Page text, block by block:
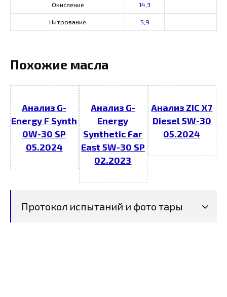
Окисление 14,3
Нитрование 5,9
Похожие масла
Анализ G-
Energy F Synth
0W-30 SP
05.2024
Анализ G-
Energy
Synthetic Far
East 5W-30 SP
02.2023
Анализ ZIC X7
Diesel 5W-30
05.2024
Протокол испытаний и фото тары